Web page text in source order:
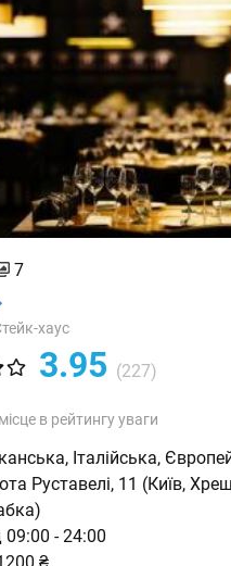
7
хаус
3.95 (227)
місце в рейтингу уваги
, Італійська,
Руставелі, 11 (Київ,
- 24:00